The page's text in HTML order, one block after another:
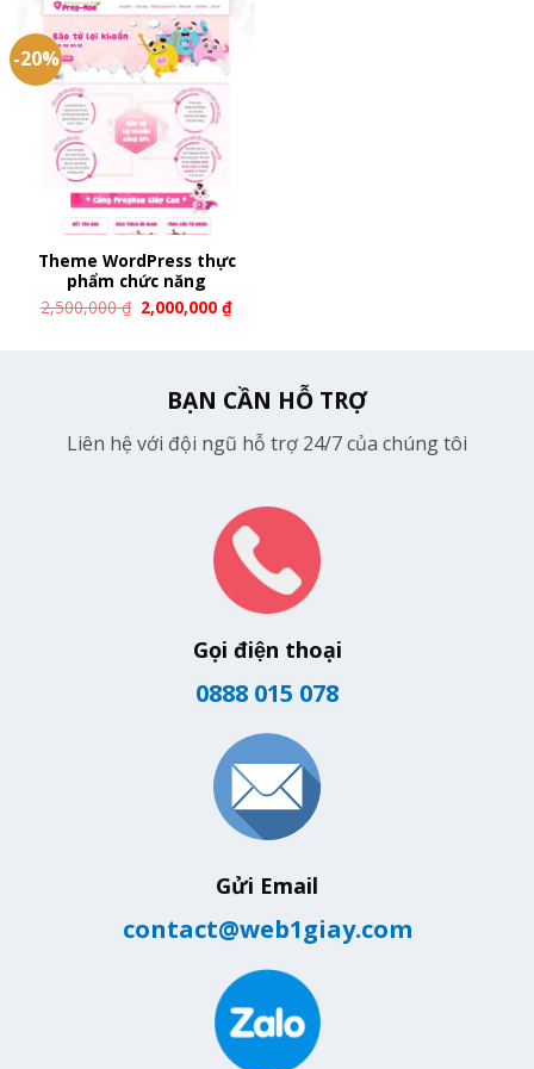
-20%
Theme WordPress thực
phẩm chức năng
2,500,000₫ 2,000,000₫
BẠN CẦN HỖ TRỢ
Liên hệ với đội ngũ hỗ trợ 24/7 của chúng tôi
Gọi điện thoại
0888 015 078
Gửi Email
contact@web1giay.com